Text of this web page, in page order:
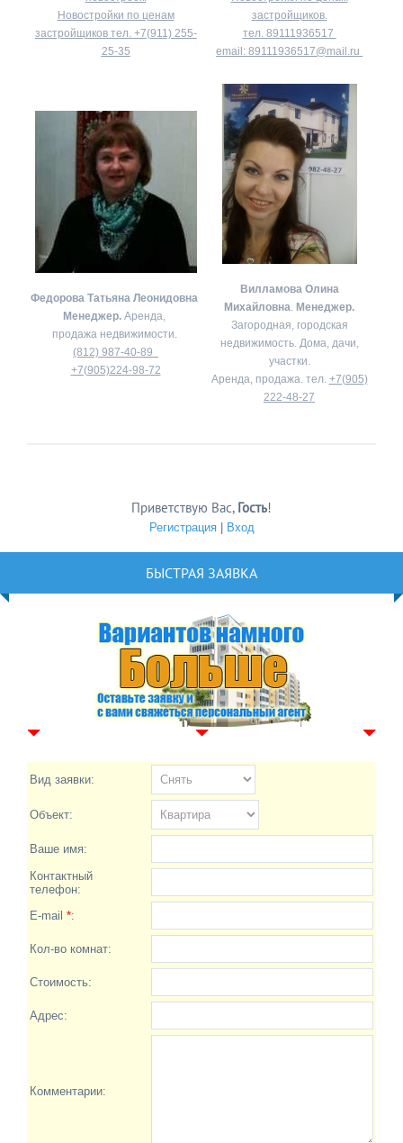
Новостройки по ценам
застройщиков тел. +7(911) 255-
25-35
застройщиков.
тел. 89111936517
email: 89111936517@mail.ru
Федорова Татьяна Леонидовна
Менеджер. Аренда,
продажа недвижимости.
(812) 987-40-89
+7(905)224-98-72
Вилламова Олина
Михайловна Менеджер.
Загородная, городская
недвижимость. Дома, дачи,
участки.
Аренда, продажа. тел. +7(905)
222-48-27
Приветствую Вас, Гость!
Регистрация| Вход
БЫСТРАЯ ЗАЯВКА
Вид заявки:
Объект:
Ваше имя:
Контактный
телефон:
E-mail *:
Кол-во комнат:
Стоимость:
Адрес:
Комментарии: